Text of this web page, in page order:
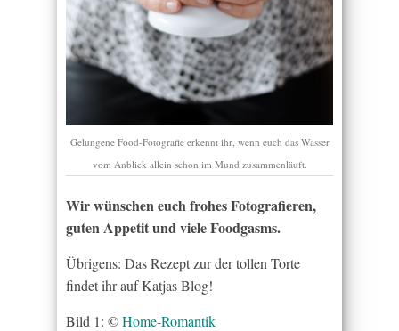
Gelungene Food-Fotografie erkennt ihr, wenn euch das Wasser
vom Anblick allein schon im Mund zusammenläuft.
Wir wünschen euch frohes Fotografieren,
guten Appetit und viele Foodgasms.
Übrigens: Das Rezept zur der tollen Torte
findet ihr auf Katjas Blog!
Bild 1: ©Home-Romantik